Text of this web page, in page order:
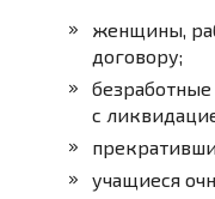
женщины,
договору;
с
учащиеся